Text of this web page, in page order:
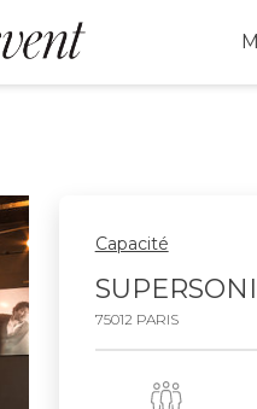
Capacité
75012 PARIS